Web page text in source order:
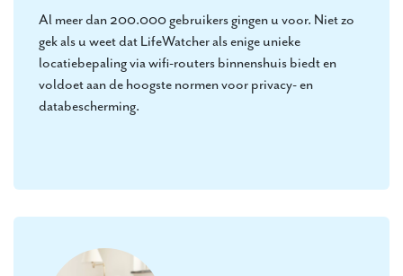
Al meer dan 200.000 gebruikers gingen u voor. Niet zo
gek als u weet dat LifeWatcher als enige unieke
locatiebepaling via wifi-routers binnenshuis biedt en
voldoet aan de hoogste normen voor privacy- en
databescherming.